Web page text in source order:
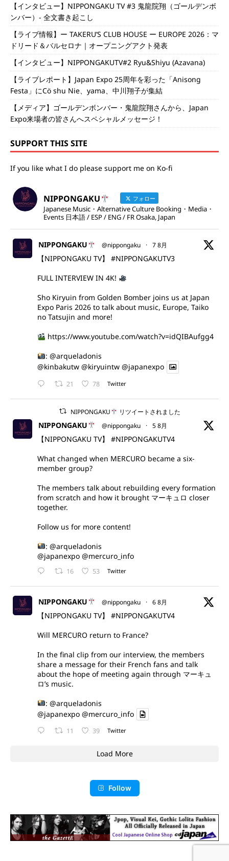
【インタビュー】NIPPONGAKU TV #3 鬼龍院翔（ゴールデンボ
ンバー）- 全文書き起こし
【ライブ情報】ー TAKERU’S CLUB HOUSE ー EUROPE 2026：マ
ドリード＆バルセロナ｜オープニングアクト発表
【インタビュー】NIPPONGAKUTV#2 Ryu&Shiyu (Azavana)
【ライブレポート】Japan Expo 25周年を彩った「Anisong
Festa」にCö shu Nie、yama、中川翔子が集結
【メディア】ゴールデンボンバー・鬼龍院翔さんから、Japan
Expo来場者の皆さんへスペシャルメッセージ！
SUPPORT THIS SITE
If you like what I do please support me on Ko-fi
NIPPONGAKU フォロー
Japanese Music・Alternative Culture Booking・Media・
Events 日本語 / ESP / ENG / FR Osaka, Japan
NIPPONGAKU @nippongaku · 7 8月
【NIPPONGAKU TV】 #NIPPONGAKUTV3
FULL INTERVIEW IN 4K!
Sho Kiryuin from Golden Bomber joins us at Japan
Expo Paris 2026 to talk about music, Europe, Taiko
no Tatsujin and more!
https://www.youtube.com/watch?v=idQIBAufgg4
: @arqueladonis
@kinbakutw @kiryuintw @japanexpo
21 78 Twitter
NIPPONGAKU リツイートされました
NIPPONGAKU @nippongaku · 5 8月
【NIPPONGAKU TV】 #NIPPONGAKUTV4
What changed when MERCURO became a six-
member group?
The members talk about rebuilding every formation
from scratch and how it brought マーキュロ closer
together.
Follow us for more content!
: @arqueladonis
@japanexpo @mercuro_info
16 53 Twitter
NIPPONGAKU @nippongaku · 6 8月
【NIPPONGAKU TV】 #NIPPONGAKUTV4
Will MERCURO return to France?
In the final clip from our interview, the members
share a message for their French fans and talk
about the hope of meeting again through マーキュ
ロ’s music.
: @arqueladonis
@japanexpo @mercuro_info
11 39 Twitter
Load More
Follow